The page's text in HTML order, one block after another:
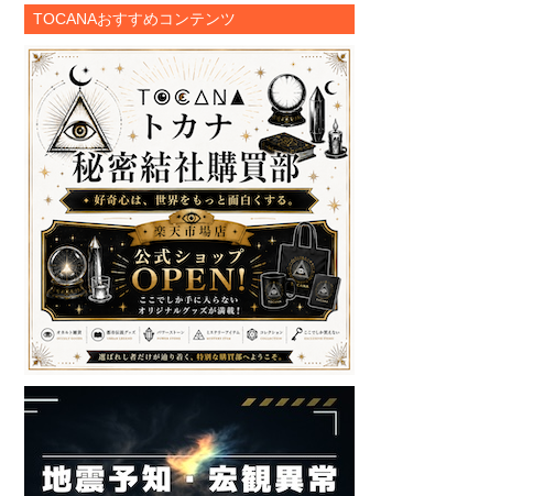
TOCANAおすすめコンテンツ